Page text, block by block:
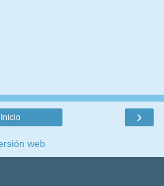
›
Inicio
web